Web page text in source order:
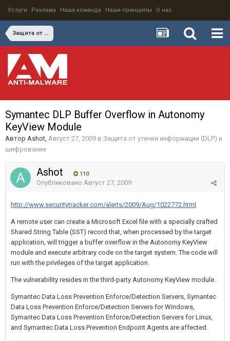
Услуги Реклама Наша команда Наши принципы О нас
Защита от утечки информации (DLP) и шифрование
Symantec DLP Buffer Overflow in Autonomy
KeyView Module
Автор Ashot, Август 27, 2009 в Защита от утечки информации (DLP) и
шифрование
Ashot 110
Опубликовано Август 27, 2009
http://www.securitytracker.com/alerts/2009/Aug/1022772.html
A remote user can create a Microsoft Excel file with a specially crafted
Shared String Table (SST) record that, when processed by the target
application, will trigger a buffer overflow in the Autonomy KeyView
module and execute arbitrary code on the target system. The code will
run with the privileges of the target application.
The vulnerability resides in the third-party Autonomy KeyView module.
Symantec Data Loss Prevention Enforce/Detection Servers, Symantec
Data Loss Prevention Enforce/Detection Servers for Windows,
Symantec Data Loss Prevention Enforce/Detection Servers for Linux,
and Symantec Data Loss Prevention Endpoint Agents are affected.